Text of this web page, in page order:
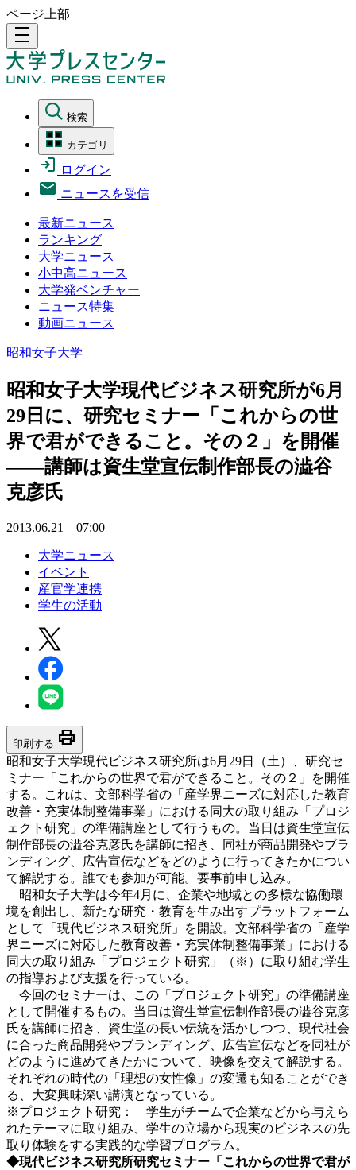
ページ上部
density_medium
検索
カテゴリ
ログイン
ニュースを受信
最新ニュース
ランキング
大学ニュース
小中高ニュース
大学発ベンチャー
ニュース特集
動画ニュース
昭和女子大学
昭和女子大学現代ビジネス研究所が6月
29日に、研究セミナー「これからの世
界で君ができること。その２」を開催
――講師は資生堂宣伝制作部長の澁谷
克彦氏
2013.06.21 07:00
大学ニュース
イベント
産官学連携
学生の活動
印刷する print
昭和女子大学現代ビジネス研究所は6月29日（土）、研究セ
ミナー「これからの世界で君ができること。その２」を開催
する。これは、文部科学省の「産学界ニーズに対応した教育
改善・充実体制整備事業」における同大の取り組み「プロジ
ェクト研究」の準備講座として行うもの。当日は資生堂宣伝
制作部長の澁谷克彦氏を講師に招き、同社が商品開発やブラ
ンディング、広告宣伝などをどのように行ってきたかについ
て解説する。誰でも参加が可能。要事前申し込み。
昭和女子大学は今年4月に、企業や地域との多様な協働環
境を創出し、新たな研究・教育を生み出すプラットフォーム
として「現代ビジネス研究所」を開設。文部科学省の「産学
界ニーズに対応した教育改善・充実体制整備事業」における
同大の取り組み「プロジェクト研究」（※）に取り組む学生
の指導および支援を行っている。
今回のセミナーは、この「プロジェクト研究」の準備講座
として開催するもの。当日は資生堂宣伝制作部長の澁谷克彦
氏を講師に招き、資生堂の長い伝統を活かしつつ、現代社会
に合った商品開発やブランディング、広告宣伝などを同社が
どのように進めてきたかについて、映像を交えて解説する。
それぞれの時代の「理想の女性像」の変遷も知ることができ
る、大変興味深い講演となっている。
※プロジェクト研究： 学生がチームで企業などから与えら
れたテーマに取り組み、学生の立場から現実のビジネスの先
取り体験をする実践的な学習プログラム。
◆現代ビジネス研究所研究セミナー「これからの世界で君が